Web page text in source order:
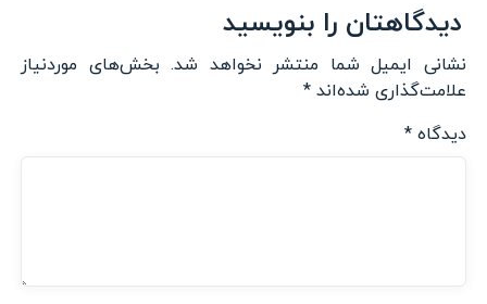
دیدگاهتان را بنویسید
نشانی ایمیل شما منتشر نخواهد شد. بخش‌های موردنیاز
علامت‌گذاری شده‌اند *
دیدگاه *